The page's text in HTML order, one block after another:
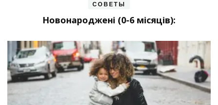
СОВЕТЫ
Новонароджені (0-6 місяців):